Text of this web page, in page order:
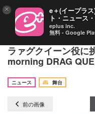
松波優輝・三浦海里
ラァグクイーン役
morning DRAG
ニュース
舞台
前の画像
× e＋(イープラ
ト・ニュース
eplus inc.
無料 - Google